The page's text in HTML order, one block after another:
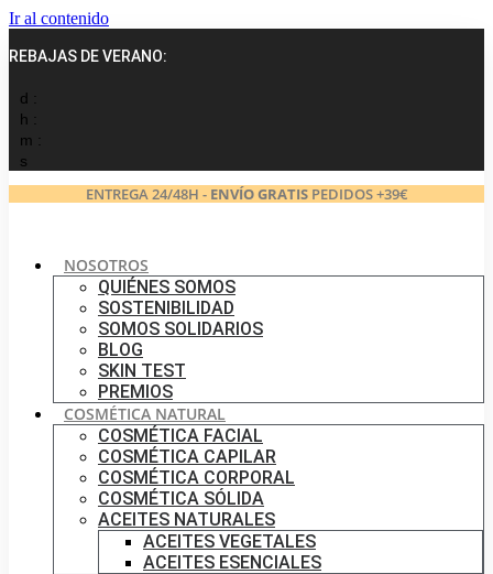
Ir al contenido
REBAJAS DE VERANO:
d :
h :
m :
s
ENTREGA 24/48H - ENVÍO GRATISPEDIDOS +39€
NOSOTROS
QUIÉNES SOMOS
SOSTENIBILIDAD
SOMOS SOLIDARIOS
BLOG
SKIN TEST
PREMIOS
COSMÉTICA NATURAL
COSMÉTICA FACIAL
COSMÉTICA CAPILAR
COSMÉTICA CORPORAL
COSMÉTICA SÓLIDA
ACEITES NATURALES
ACEITES VEGETALES
ACEITES ESENCIALES